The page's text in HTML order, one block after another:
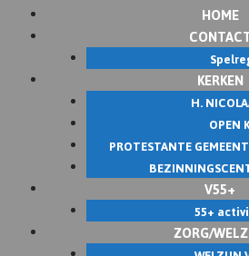
HOME
KERKEN
H.
OPEN
PROTESTANTE
V55+
55+
ZORG/